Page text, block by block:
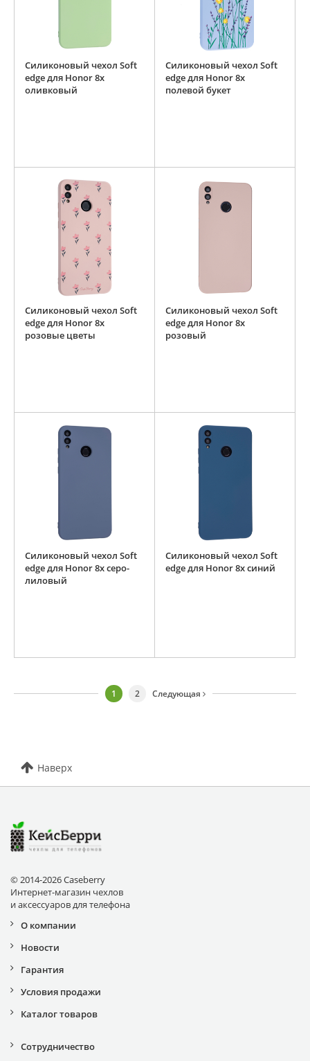
Силиконовый чехол Soft
edge для Honor 8x
оливковый
Силиконовый чехол Soft
edge для Honor 8x
полевой букет
Силиконовый чехол Soft
edge для Honor 8x
розовые цветы
Силиконовый чехол Soft
edge для Honor 8x
розовый
Силиконовый чехол Soft
edge для Honor 8x серо-
лиловый
Силиконовый чехол Soft
edge для Honor 8x синий
1 2 Следующая
Наверх
© 2014-2026 Caseberry
Интернет-магазин чехлов
и аксессуаров для телефона
О компании
Новости
Гарантия
Условия продажи
Каталог товаров
Сотрудничество